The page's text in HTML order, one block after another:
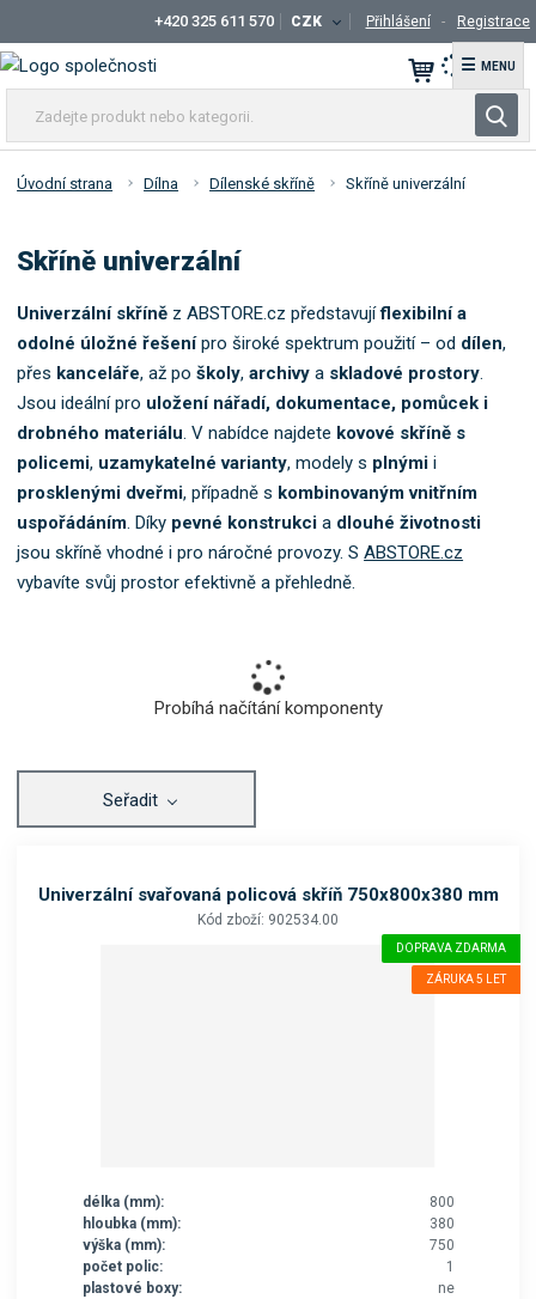
+420 325 611 570 CZK Přihlášení Registrace
d
e
r
o
k
t
n
e
b
o
o
y
☰
Úvodní strana Dílna Dílenské skříně Skříně univerzální
Skříně univerzální
Univerzální skříně z ABSTORE.cz představujíflexibilní a
odolné úložné řešenípro široké spektrum použití – od dílen,
přes kanceláře, až poškoly,archivy a skladové prostory
Jsou ideální pro uložení nářadí, dokumentace, pomůcek i
drobného materiálu .V nabídce najdete kovové skříně s
policemi, uzamykatelné varianty, modely s plnými i
prosklenými dveřmi, případně s kombinovaným vnitřním
uspořádáním . Díky pevné konstrukci a dlouhé životnosti
jsou skříně vhodné i pro náročné provozy. SABSTORE.cz
vybavíte svůj prostor efektivně a přehledně.
Probíhá načítání komponenty
Seřadit
Univerzální svařovaná policová skříň 750x800x380 mm
Kód zboží: 902534.00
DOPRAVA ZDARMA
ZÁRUKA 5 LET
délka (mm):
800
hloubka (mm):
380
výška (mm):
750
počet polic:
1
plastové boxy:
ne